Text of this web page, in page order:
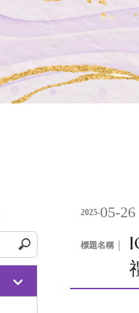
2025-05-26
標題名稱 │